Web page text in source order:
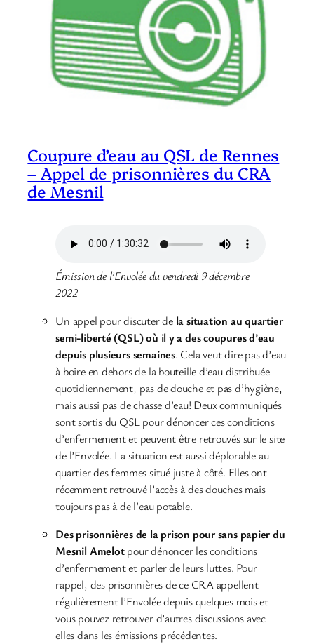
Coupure d’eau au QSL de Rennes
– Appel de prisonnières du CRA
de Mesnil
Émission de l’Envolée du vendredi 9 décembre
2022
Un appel pour discuter de la situation au quartier
semi-liberté (QSL) où il y a des coupures d’eau
depuis plusieurs semaines. Cela veut dire pas d’eau
à boire en dehors de la bouteille d’eau distribuée
quotidiennement, pas de douche et pas d’hygiène,
mais aussi pas de chasse d’eau! Deux communiqués
sont sortis du QSL pour dénoncer ces conditions
d’enfermement et peuvent être retrouvés sur le site
de l’Envolée. La situation est aussi déplorable au
quartier des femmes situé juste à côté. Elles ont
récemment retrouvé l’accès à des douches mais
toujours pas à de l’eau potable.
Des prisonnières de la prison pour sans papier du
Mesnil Amelotpour dénoncer les conditions
d’enfermement et parler de leurs luttes. Pour
rappel, des prisonnières de ce CRA appellent
régulièrement l’Envolée depuis quelques mois et
vous pouvez retrouver d’autres discussions avec
elles dans les émissions précédentes.